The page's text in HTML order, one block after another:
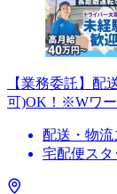
【業務委託】配
可)OK！※Wワー
配送・物流
宅配便スタ